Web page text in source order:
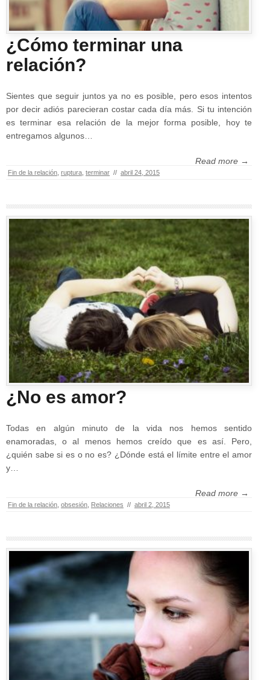
¿Cómo terminar una
relación?
Sientes que seguir juntos ya no es posible, pero esos intentos
por decir adiós parecieran costar cada día más. Si tu intención
es terminar esa relación de la mejor forma posible, hoy te
entregamos algunos…
Read more →
Fin de la relación ruptura terminar // abril 24, 2015
¿No es amor?
Todas en algún minuto de la vida nos hemos sentido
enamoradas, o al menos hemos creído que es así. Pero,
¿quién sabe si es o no es? ¿Dónde está el límite entre el amor
y…
Read more →
Fin de la relación obsesión Relaciones // abril 2, 2015